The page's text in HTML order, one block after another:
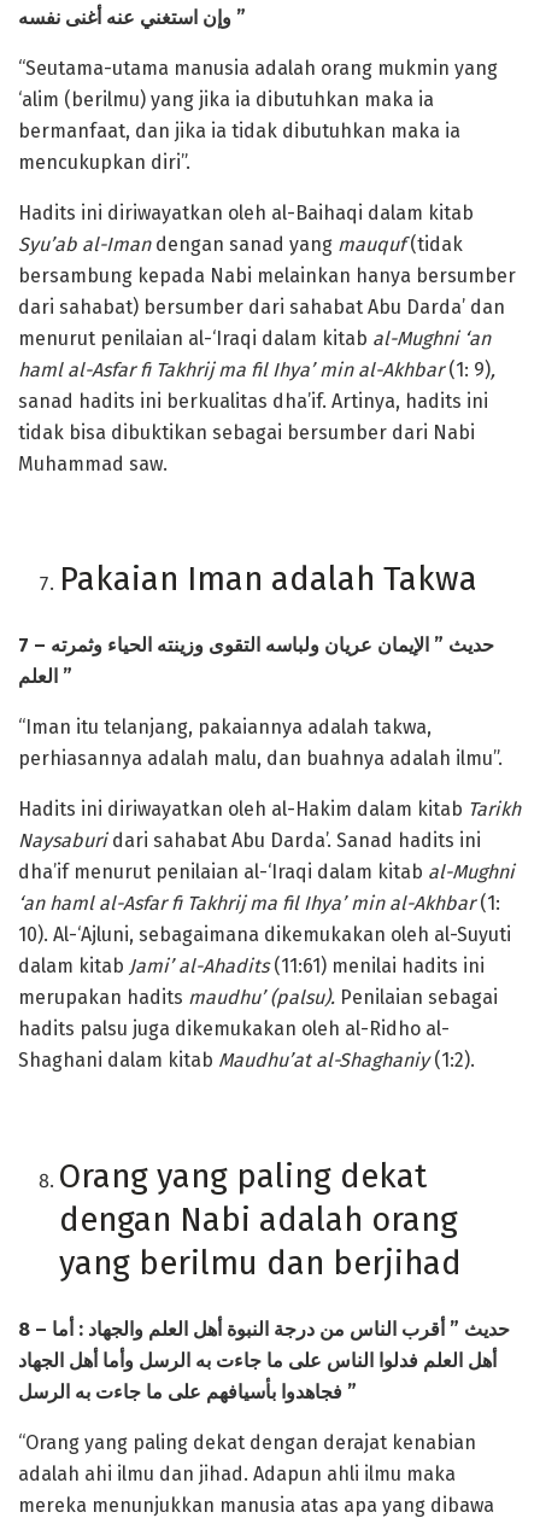
وإن استغني عنه أغنى نفسه ”
“Seutama-utama manusia adalah orang mukmin yang
‘alim (berilmu) yang jika ia dibutuhkan maka ia
bermanfaat, dan jika ia tidak dibutuhkan maka ia
mencukupkan diri”.
Hadits ini diriwayatkan oleh al-Baihaqi dalam kitab
Syu’ab al-Iman dengan sanad yang mauquf(tidak
bersambung kepada Nabi melainkan hanya bersumber
dari sahabat) bersumber dari sahabat Abu Darda’ dan
menurut penilaian al-‘Iraqi dalam kitab al-Mughni ‘an
haml al-Asfar fi Takhrij ma fil Ihya’ min al-Akhbar(1: 9),
sanad hadits ini berkualitas dha’if. Artinya, hadits ini
tidak bisa dibuktikan sebagai bersumber dari Nabi
Muhammad saw.
Pakaian Iman adalah Takwa
7 – حديث ” الإيمان عريان ولباسه التقوى وزينته الحياء وثمرته
العلم ”
“Iman itu telanjang, pakaiannya adalah takwa,
perhiasannya adalah malu, dan buahnya adalah ilmu”.
Hadits ini diriwayatkan oleh al-Hakim dalam kitab Tarikh
Naysaburi dari sahabat Abu Darda’. Sanad hadits ini
dha’if menurut penilaian al-‘Iraqi dalam kitab al-Mughni
‘an haml al-Asfar fi Takhrij ma fil Ihya’ min al-Akhbar(1:
10). Al-‘Ajluni, sebagaimana dikemukakan oleh al-Suyuti
dalam kitab Jami’ al-Ahadits(11:61) menilai hadits ini
merupakan hadits maudhu’ (palsu). Penilaian sebagai
hadits palsu juga dikemukakan oleh al-Ridho al-
Shaghani dalam kitab Maudhu’at al-Shaghaniy(1:2).
Orang yang paling dekat
dengan Nabi adalah orang
yang berilmu dan berjihad
8 – حديث ” أقرب الناس من درجة النبوة أهل العلم والجهاد : أما
أهل العلم فدلوا الناس على ما جاءت به الرسل وأما أهل الجهاد
فجاهدوا بأسيافهم على ما جاءت به الرسل ”
“Orang yang paling dekat dengan derajat kenabian
adalah ahi ilmu dan jihad. Adapun ahli ilmu maka
mereka menunjukkan manusia atas apa yang dibawa